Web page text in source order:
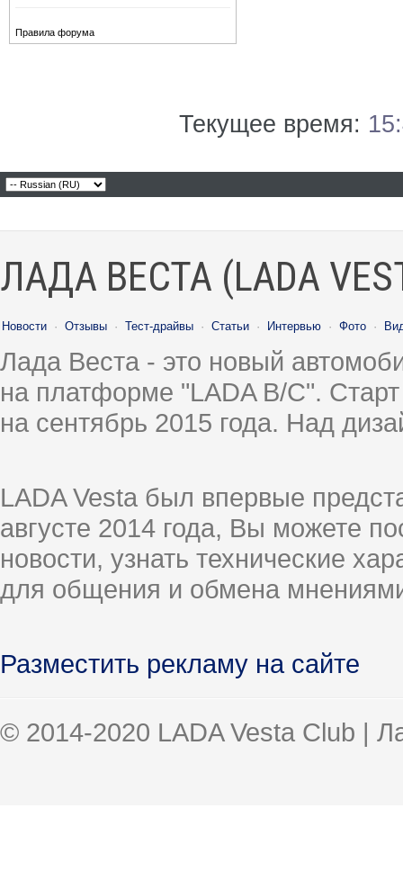
Правила форума
Текущее время:
ЛАДА ВЕСТА (LADA
Новости · Отзывы · Тест-драйвы · Статьи · Интервью · Фото ·
Лада Веста - это новый
на платформе "LADA B/C".
на сентябрь 2015 года. Над
LADA Vesta был впервые
августе 2014 года, Вы можете
новости, узнать технические
для общения и обмена
Разместить рекламу на сайте
© 2014-2020 LADA Vesta Club |